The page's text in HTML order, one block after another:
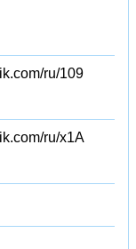
ru/109
ru/x1A